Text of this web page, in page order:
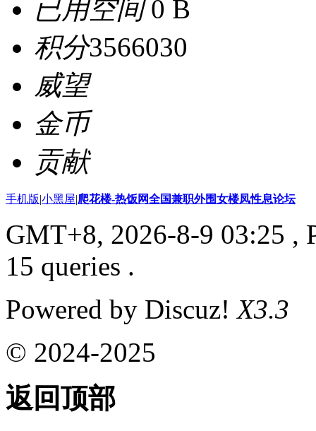
已用空间0 B
积分3566030
威望
金币
贡献
手机版|小黑屋|爬花楼-热饭网全国兼职外围女楼凤性息论坛
GMT+8, 2026-8-9 03:25 ,
15 queries .
Powered by Discuz!X3.3
© 2024-2025
返回顶部